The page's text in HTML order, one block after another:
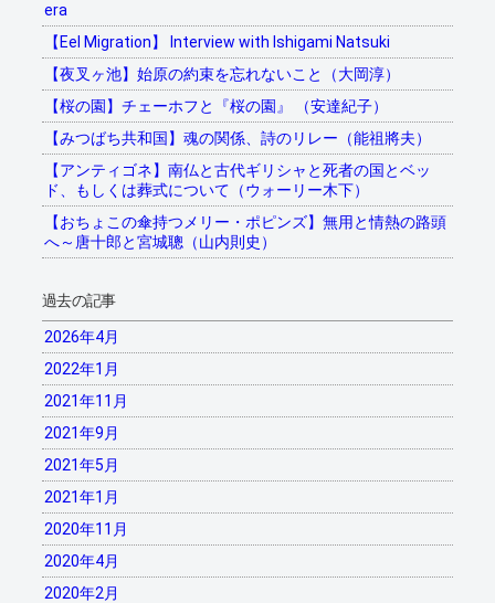
era
【Eel Migration】 Interview with Ishigami Natsuki
【夜叉ヶ池】始原の約束を忘れないこと（大岡淳）
【桜の園】チェーホフと『桜の園』 （安達紀子）
【みつばち共和国】魂の関係、詩のリレー（能祖將夫）
【アンティゴネ】南仏と古代ギリシャと死者の国とベッ
ド、もしくは葬式について（ウォーリー木下）
【おちょこの傘持つメリー・ポピンズ】無用と情熱の路頭
へ～唐十郎と宮城聰（山内則史）
過去の記事
2026年4月
2022年1月
2021年11月
2021年9月
2021年5月
2021年1月
2020年11月
2020年4月
2020年2月